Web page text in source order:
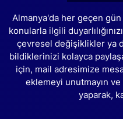
Almanya'da her geçen
konularla ilgili
çevresel değişiklikler ya
bildiklerinizi kolayca
için, mail adresimize
eklemeyi unutmayın ve
yaparak,